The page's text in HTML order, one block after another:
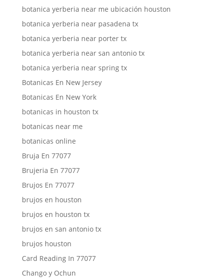
botanica yerberia near me ubicación houston
botanica yerberia near pasadena tx
botanica yerberia near porter tx
botanica yerberia near san antonio tx
botanica yerberia near spring tx
Botanicas En New Jersey
Botanicas En New York
botanicas in houston tx
botanicas near me
botanicas online
Bruja En 77077
Brujeria En 77077
Brujos En 77077
brujos en houston
brujos en houston tx
brujos en san antonio tx
brujos houston
Card Reading In 77077
Chango y Ochun